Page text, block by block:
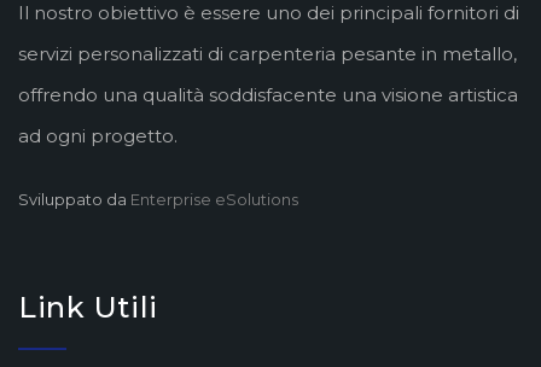
Il nostro obiettivo è essere uno dei principali fornitori di
servizi personalizzati di carpenteria pesante in metallo,
offrendo una qualità soddisfacente una visione artistica
ad ogni progetto.
Sviluppato da Enterprise eSolutions
Link Utili